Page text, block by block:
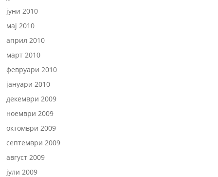
јуни 2010
мај 2010
април 2010
март 2010
февруари 2010
јануари 2010
декември 2009
ноември 2009
октомври 2009
септември 2009
август 2009
јули 2009